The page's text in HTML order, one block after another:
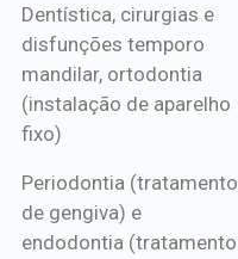
Dentística, cirurgias e
disfunções temporo
mandilar, ortodontia
(instalação de aparelho
fixo)
Periodontia (tratamento
de gengiva) e
endodontia (tratamento